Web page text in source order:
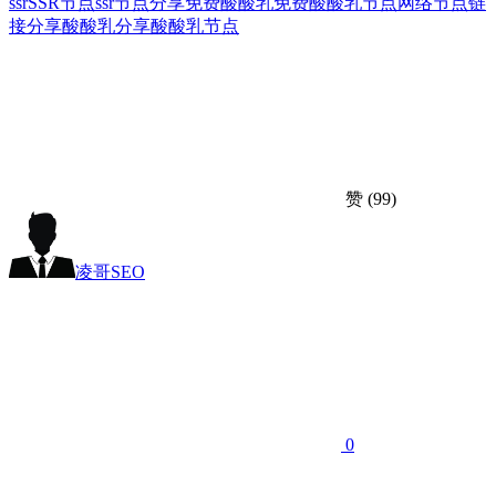
接分享酸酸乳分享酸酸乳节点
赞 (99)
凌哥SEO
0